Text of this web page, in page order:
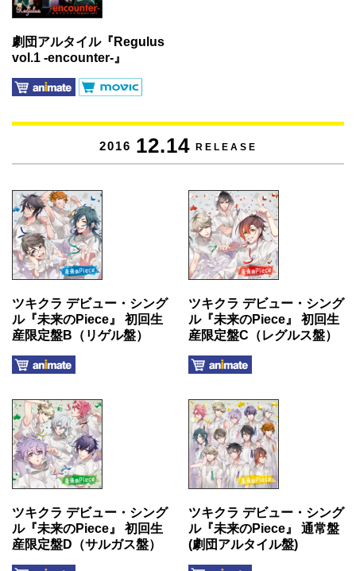
劇団アルタイル『Regulus
vol.1 -encounter-』
2016 12.14 RELEASE
ツキクラ デビュー・シング
ル『未来のPiece』 初回生
産限定盤B（リゲル盤）
ツキクラ デビュー・シング
ル『未来のPiece』 初回生
産限定盤C（レグルス盤）
ツキクラ デビュー・シング
ル『未来のPiece』 初回生
産限定盤D（サルガス盤）
ツキクラ デビュー・シング
ル『未来のPiece』 通常盤
(劇団アルタイル盤)